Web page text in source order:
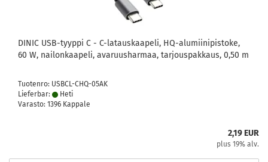
DINIC USB-tyyppi C - C-latauskaapeli, HQ-alumiinipistoke,
60 W, nailonkaapeli, avaruusharmaa, tarjouspakkaus, 0,50 m
Tuotenro: USBCL-CHQ-05AK
Lieferbar:
Heti
Varasto: 1396 Kappale
2,19 EUR
plus 19% alv.